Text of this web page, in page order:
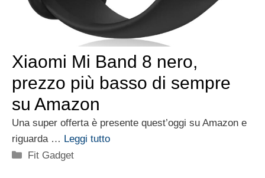
Xiaomi Mi Band 8 nero,
prezzo più basso di sempre
su Amazon
Una super offerta è presente quest’oggi su Amazon e
riguarda … Leggi tutto
Categorie
Fit Gadget